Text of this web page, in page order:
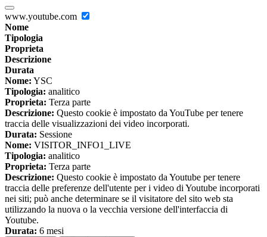
www.youtube.com
Nome
Tipologia
Proprieta
Descrizione
Durata
Nome: YSC
Tipologia: analitico
Proprieta: Terza parte
Descrizione: Questo cookie è impostato da YouTube per tenere
traccia delle visualizzazioni dei video incorporati.
Durata: Sessione
Nome: VISITOR_INFO1_LIVE
Tipologia: analitico
Proprieta: Terza parte
Descrizione: Questo cookie è impostato da Youtube per tenere
traccia delle preferenze dell'utente per i video di Youtube incorporati
nei siti; può anche determinare se il visitatore del sito web sta
utilizzando la nuova o la vecchia versione dell'interfaccia di
Youtube.
Durata: 6 mesi